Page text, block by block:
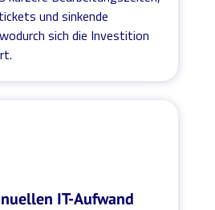
und sinkende
sich die Investition
IT-Aufwand